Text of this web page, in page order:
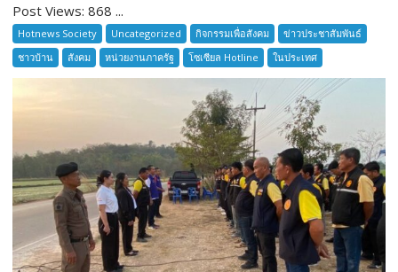
เปิด
รับ
สมัคร
แล้ว
พล
ทหาร
เป็น
เจ้า
หน้าที่
ดับ
เพลิง
Post Views: 868 ...
Hotnews Society Uncategorized กิจกรรมเพื่อสังคม
ข่าวประชาสัมพันธ์
ชาวบ้าน
สังคม หน่วยงานภาครัฐ โซเซียล Hotline ในประเทศ